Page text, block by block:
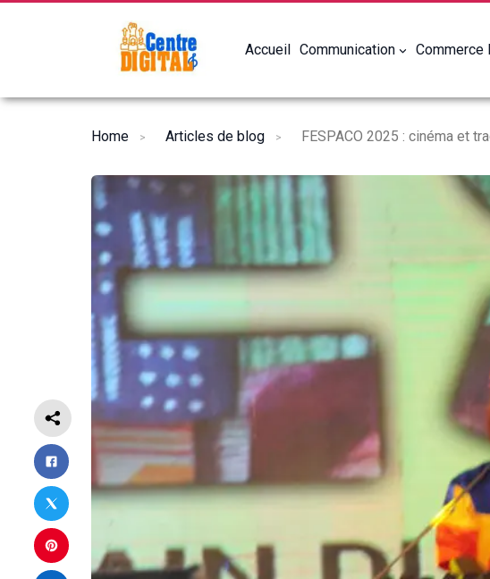
Accueil Communication Commerce
Home Articles de blog